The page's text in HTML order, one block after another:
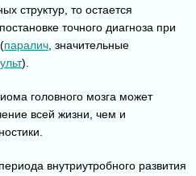
структур, то остается
точного диагноза при
паралич, значительные
).
головного мозга может
всей жизни, чем и
внутриутробного развития